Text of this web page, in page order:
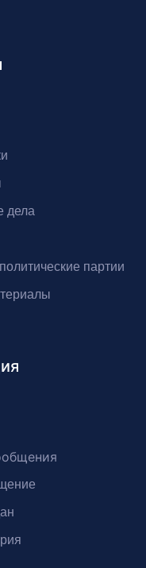
дела
партии